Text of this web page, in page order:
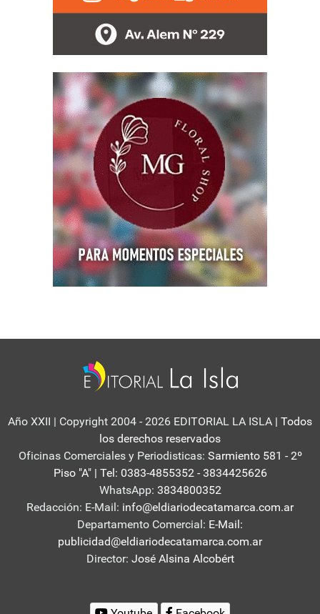
Año XXII | Copyright 2004 - 2026 EDITORIAL LA ISLA | Todos
los derechos reservados
Oficinas Comerciales y Periodisticas: Sarmiento 581 - 2º
Piso "A" | Tel: 0383-4855352 - 3834425626
WhatsApp: 3834800352
Redacción: E-Mail: info@eldiariodecatamarca.com.ar
Departamento Comercial: E-Mail:
publicidad@eldiariodecatamarca.com.ar
Director: José Alsina Alcobért